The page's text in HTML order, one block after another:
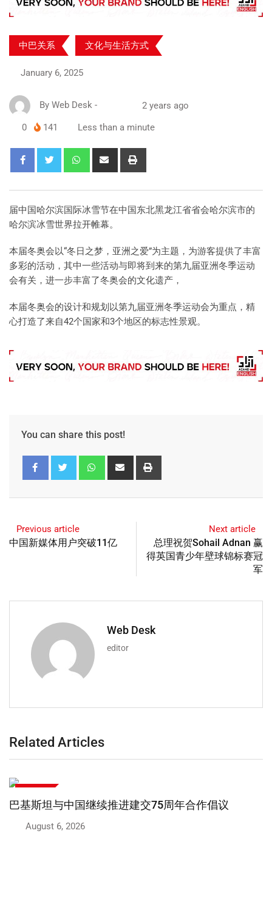
中巴关系 文化与生活方式
January 6, 2025
By Web Desk - 2 years ago
0 141 Less than a minute
届中国哈尔滨国际冰雪节在中国东北黑龙江省省会哈尔滨市的
哈尔滨冰雪世界拉开帷幕。
本届冬奥会以“冬日之梦，亚洲之爱”为主题，为游客提供了丰富
多彩的活动，其中一些活动与即将到来的第九届亚洲冬季运动
会有关，进一步丰富了冬奥会的文化遗产，
本届冬奥会的设计和规划以第九届亚洲冬季运动会为重点，精
心打造了来自42个国家和3个地区的标志性景观。
You can share this post!
Previous article
中国新媒体用户突破11亿
Next article
总理祝贺Sohail Adnan 赢
得英国青少年壁球锦标赛冠
军
Web Desk
editor
Related Articles
巴基斯坦将设立中国式执法调查中心
August 6, 2026